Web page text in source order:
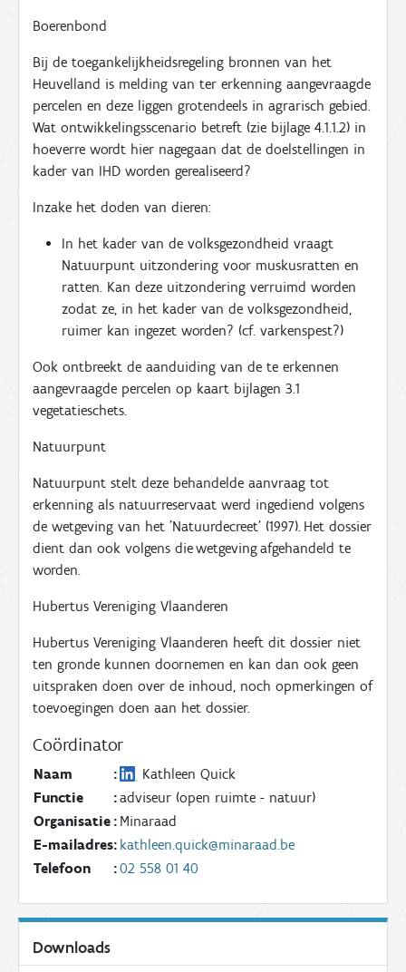
Boerenbond
Bij de toegankelijkheidsregeling bronnen van het
Heuvelland is melding van ter erkenning aangevraagde
percelen en deze liggen grotendeels in agrarisch gebied.
Wat ontwikkelingsscenario betreft (zie bijlage 4.1.1.2) in
hoeverre wordt hier nagegaan dat de doelstellingen in
kader van IHD worden gerealiseerd?
Inzake het doden van dieren:
In het kader van de volksgezondheid vraagt
Natuurpunt uitzondering voor muskusratten en
ratten. Kan deze uitzondering verruimd worden
zodat ze, in het kader van de volksgezondheid,
ruimer kan ingezet worden? (cf. varkenspest?)
Ook ontbreekt de aanduiding van de te erkennen
aangevraagde percelen op kaart bijlagen 3.1
vegetatieschets.
Natuurpunt
Natuurpunt stelt deze behandelde aanvraag tot
erkenning als natuurreservaat werd ingediend volgens
de wetgeving van het 'Natuurdecreet' (1997). Het dossier
dient dan ook volgens diewetgevingafgehandeld te
worden.
Hubertus Vereniging Vlaanderen
Hubertus Vereniging Vlaanderen heeft dit dossier niet
ten gronde kunnen doornemen en kan dan ook geen
uitspraken doen over de inhoud, noch opmerkingen of
toevoegingen doen aan het dossier.
Coördinator
:
Naam
Kathleen Quick
:
Functie
adviseur (open ruimte - natuur)
:
Organisatie Minaraad
:
E-mailadres kathleen.quick@minaraad.be
:
Telefoon 02 558 01 40
Downloads